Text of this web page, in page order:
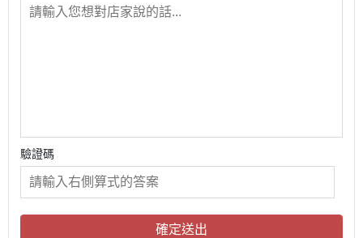
驗證碼
確定送出